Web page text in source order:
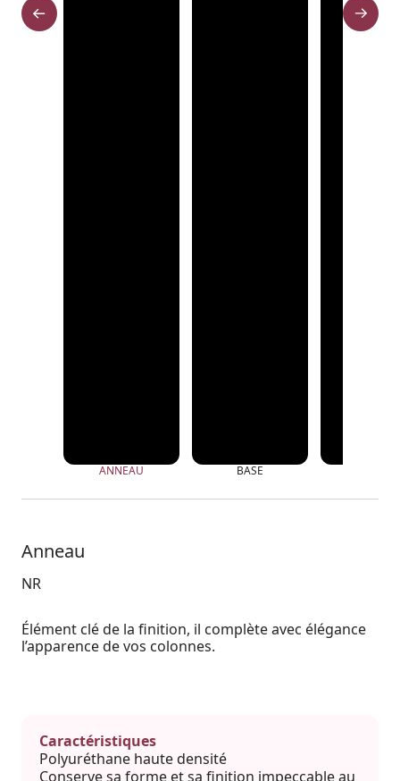
ANNEAU BASE
Anneau
NR
Élément clé de la finition, il complète avec élégance
l’apparence de vos colonnes.
Caractéristiques
Polyuréthane haute densité
Conserve sa forme et sa finition impeccable au